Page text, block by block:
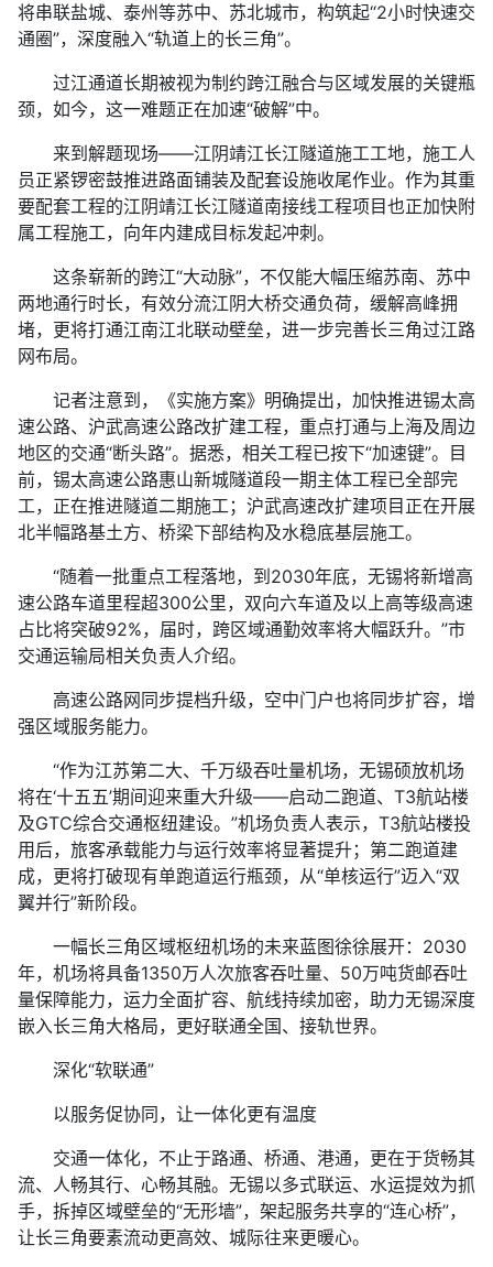
将串联盐城、泰州等苏中、苏北城市，构筑起“2小时快速交
通圈”，深度融入“轨道上的长三角”。
过江通道长期被视为制约跨江融合与区域发展的关键瓶
颈，如今，这一难题正在加速“破解”中。
来到解题现场——江阴靖江长江隧道施工工地，施工人
员正紧锣密鼓推进路面铺装及配套设施收尾作业。作为其重
要配套工程的江阴靖江长江隧道南接线工程项目也正加快附
属工程施工，向年内建成目标发起冲刺。
这条崭新的跨江“大动脉”，不仅能大幅压缩苏南、苏中
两地通行时长，有效分流江阴大桥交通负荷，缓解高峰拥
堵，更将打通江南江北联动壁垒，进一步完善长三角过江路
网布局。
记者注意到，《实施方案》明确提出，加快推进锡太高
速公路、沪武高速公路改扩建工程，重点打通与上海及周边
地区的交通“断头路”。据悉，相关工程已按下“加速键”。目
前，锡太高速公路惠山新城隧道段一期主体工程已全部完
工，正在推进隧道二期施工；沪武高速改扩建项目正在开展
北半幅路基土方、桥梁下部结构及水稳底基层施工。
“随着一批重点工程落地，到2030年底，无锡将新增高
速公路车道里程超300公里，双向六车道及以上高等级高速
占比将突破92%，届时，跨区域通勤效率将大幅跃升。”市
交通运输局相关负责人介绍。
高速公路网同步提档升级，空中门户也将同步扩容，增
强区域服务能力。
“作为江苏第二大、千万级吞吐量机场，无锡硕放机场
将在‘十五五’期间迎来重大升级——启动二跑道、T3航站楼
及GTC综合交通枢纽建设。”机场负责人表示，T3航站楼投
用后，旅客承载能力与运行效率将显著提升；第二跑道建
成，更将打破现有单跑道运行瓶颈，从“单核运行”迈入“双
翼并行”新阶段。
一幅长三角区域枢纽机场的未来蓝图徐徐展开：2030
年，机场将具备1350万人次旅客吞吐量、50万吨货邮吞吐
量保障能力，运力全面扩容、航线持续加密，助力无锡深度
嵌入长三角大格局，更好联通全国、接轨世界。
深化“软联通”
以服务促协同，让一体化更有温度
交通一体化，不止于路通、桥通、港通，更在于货畅其
流、人畅其行、心畅其融。无锡以多式联运、水运提效为抓
手，拆掉区域壁垒的“无形墙”，架起服务共享的“连心桥”，
让长三角要素流动更高效、城际往来更暖心。